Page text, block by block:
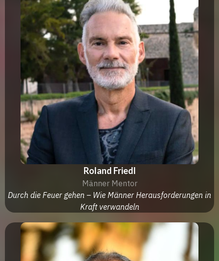
Roland Friedl
Männer Mentor
Durch die Feuer gehen – Wie Männer Herausforderungen in
Kraft verwandeln